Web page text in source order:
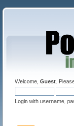
Welcome, Guest.
Login with username,